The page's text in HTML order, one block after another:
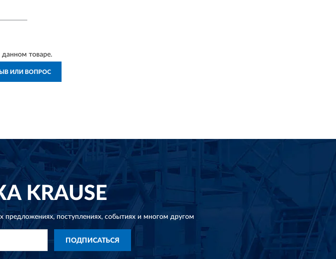
данном товаре.
ИЛИ ВОПРОС
KRAUSE
предложениях,поступлениях, событиях и многом другом
ПОДПИСАТЬСЯ